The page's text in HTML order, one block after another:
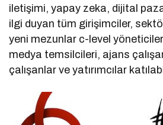
iletişimi, yapay zeka, dijital
ilgi duyan tüm girişimciler,
yeni mezunlar c-level
medya temsilcileri, ajans
çalışanlar ve yatırımcılar